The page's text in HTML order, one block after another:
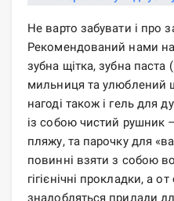
Не варто забувати і про
Рекомендований нами
зубна щітка, зубна
мильниця та улюблений
нагоді також і гель для
із собою чистий рушник
пляжу, та парочку для
повинні взяти з собою
гігієнічні прокладки, а
знадобляться прилади